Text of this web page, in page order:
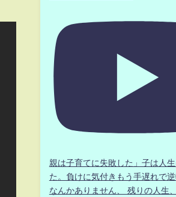
親は子育てに失敗した」子は人
た。負けに気付きもう手遅れで
なんかありません、 残りの人生